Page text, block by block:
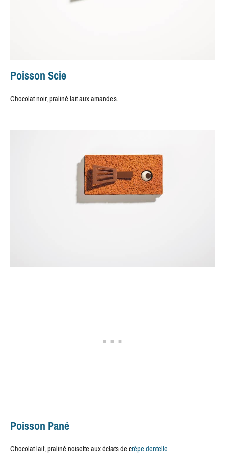
Poisson Scie
Chocolat noir, praliné lait aux amandes.
Poisson Pané
Chocolat lait, praliné noisette aux éclats decrêpe dentelle